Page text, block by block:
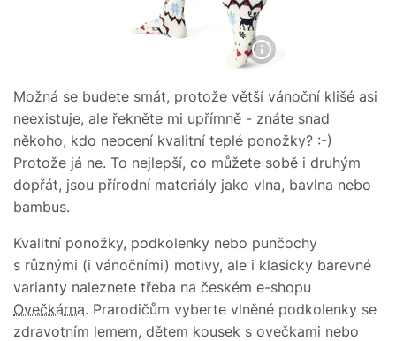
Možná se budete smát, protože větší vánoční klišé asi
neexistuje, ale řekněte mi upřímně - znáte snad
někoho, kdo neocení kvalitní teplé ponožky? :-)
Protože já ne. To nejlepší, co můžete sobě i druhým
dopřát, jsou přírodní materiály jako vlna, bavlna nebo
bambus.
Kvalitní ponožky, podkolenky nebo punčochy
s různými (i vánočními) motivy, ale i klasicky barevné
varianty naleznete třeba na českém e-shopu
Ovečkárna. Prarodičům vyberte vlněné podkolenky se
zdravotním lemem, dětem kousek s ovečkami nebo